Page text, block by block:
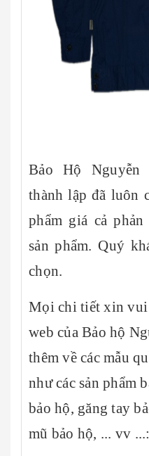
Bảo Hộ
thành lập đã luôn
phẩm giá cả
sản phẩm. Quý
chọn.
Mọi chi tiết xin vui
web của Bảo hộ
thêm về các mẫu
như các sản phẩm
bảo hộ, găng tay
mũ bảo hộ, ... vv ...: